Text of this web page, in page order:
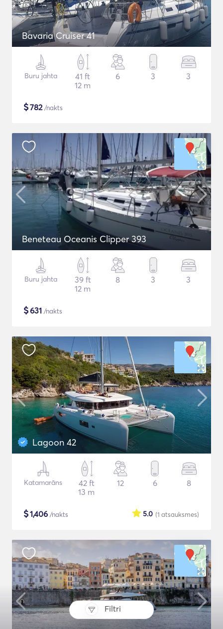
Filtri
Bavaria Cruiser 41
Buru jahta
41 ft
12 m
6 3 3
$782/nakts
Beneteau Oceanis Clipper 393
Buru jahta
39 ft
12 m
8 3 3
$631 /nakts
Lagoon 42
Katamarāns
42 ft
13 m
12 6 8
$1,406 /nakts (1 atsauksmes)
5.0